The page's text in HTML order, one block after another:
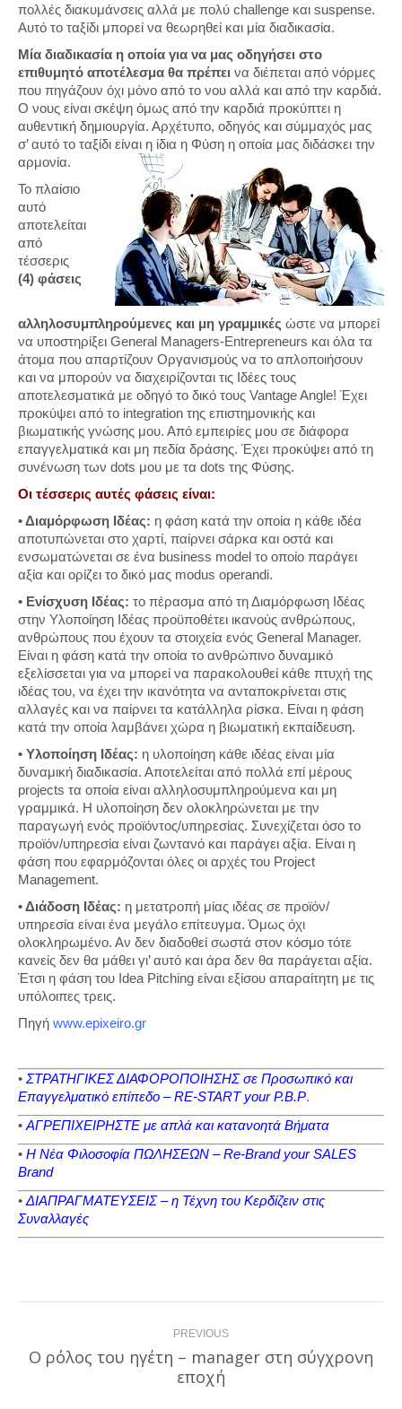
πολλές διακυμάνσεις αλλά με πολύ challenge και suspense.
Αυτό το ταξίδι μπορεί να θεωρηθεί και μία διαδικασία.
Μία διαδικασία η οποία για να μας οδηγήσει στο
επιθυμητό αποτέλεσμα θα πρέπει να διέπεται από νόρμες
που πηγάζουν όχι μόνο από το νου αλλά και από την καρδιά.
Ο νους είναι σκέψη όμως από την καρδιά προκύπτει η
αυθεντική δημιουργία. Αρχέτυπο, οδηγός και σύμμαχός μας
σ’ αυτό το ταξίδι είναι η ίδια η Φύση η οποία μας διδάσκει την
αρμονία.
Το πλαίσιο
αυτό
αποτελείται
από
τέσσερις
(4) φάσεις
αλληλοσυμπληρούμενες και μη γραμμικές ώστε να μπορεί
να υποστηρίξει General Managers-Entrepreneurs και όλα τα
άτομα που απαρτίζουν Οργανισμούς να το απλοποιήσουν
και να μπορούν να διαχειρίζονται τις Ιδέες τους
αποτελεσματικά με οδηγό το δικό τους Vantage Angle! Έχει
προκύψει από το integration της επιστημονικής και
βιωματικής γνώσης μου. Από εμπειρίες μου σε διάφορα
επαγγελματικά και μη πεδία δράσης. Έχει προκύψει από τη
συνένωση των dots μου με τα dots της Φύσης.
Οι τέσσερις αυτές φάσεις είναι:
• Διαμόρφωση Ιδέας: η φάση κατά την οποία η κάθε ιδέα
αποτυπώνεται στο χαρτί, παίρνει σάρκα και οστά και
ενσωματώνεται σε ένα business model το οποίο παράγει
αξία και ορίζει το δικό μας modus operandi.
• Ενίσχυση Ιδέας: το πέρασμα από τη Διαμόρφωση Ιδέας
στην Υλοποίηση Ιδέας προϋποθέτει ικανούς ανθρώπους,
ανθρώπους που έχουν τα στοιχεία ενός General Manager.
Είναι η φάση κατά την οποία το ανθρώπινο δυναμικό
εξελίσσεται για να μπορεί να παρακολουθεί κάθε πτυχή της
ιδέας του, να έχει την ικανότητα να ανταποκρίνεται στις
αλλαγές και να παίρνει τα κατάλληλα ρίσκα. Είναι η φάση
κατά την οποία λαμβάνει χώρα η βιωματική εκπαίδευση.
• Υλοποίηση Ιδέας: η υλοποίηση κάθε ιδέας είναι μία
δυναμική διαδικασία. Αποτελείται από πολλά επί μέρους
projects τα οποία είναι αλληλοσυμπληρούμενα και μη
γραμμικά. Η υλοποίηση δεν ολοκληρώνεται με την
παραγωγή ενός προϊόντος/υπηρεσίας. Συνεχίζεται όσο το
προϊόν/υπηρεσία είναι ζωντανό και παράγει αξία. Είναι η
φάση που εφαρμόζονται όλες οι αρχές του Project
Management.
• Διάδοση Ιδέας: η μετατροπή μίας ιδέας σε προϊόν/
υπηρεσία είναι ένα μεγάλο επίτευγμα. Όμως όχι
ολοκληρωμένο. Αν δεν διαδοθεί σωστά στον κόσμο τότε
κανείς δεν θα μάθει γι’ αυτό και άρα δεν θα παράγεται αξία.
Έτσι η φάση του Idea Pitching είναι εξίσου απαραίτητη με τις
υπόλοιπες τρεις.
Πηγή www.epixeiro.gr
• ΣΤΡΑΤΗΓΙΚΕΣ ΔΙΑΦΟΡΟΠΟΙΗΣΗΣ σε Προσωπικό και
Επαγγελματικό επίπεδο – RE-START your P.B.P.
• ΑΓΡΕΠΙΧΕΙΡΗΣΤΕ με απλά και κατανοητά Βήματα
• Η Νέα Φιλοσοφία ΠΩΛΗΣΕΩΝ – Re-Brand your SALES
Brand
• ΔΙΑΠΡΑΓΜΑΤΕΥΣΕΙΣ – η Τέχνη του Κερδίζειν στις
Συναλλαγές
navigation PREVIOUS
Previous
post:
Ο ρόλος του ηγέτη – manager στη σύγχρονη
εποχή